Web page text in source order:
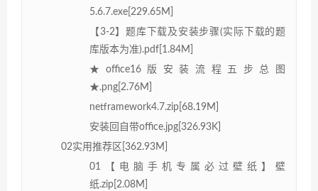
5.6.7.exe[229.65M]
【3-2】题库下载及安装步骤(实际下载的题
库版本为准).pdf[1.84M]
★office16版安装流程五步总图
★.png[2.76M]
netframework4.7.zip[68.19M]
安装回自带office.jpg[326.93K]
02实用推荐区[362.93M]
01【电脑手机专属必过壁纸】壁
纸.zip[2.08M]